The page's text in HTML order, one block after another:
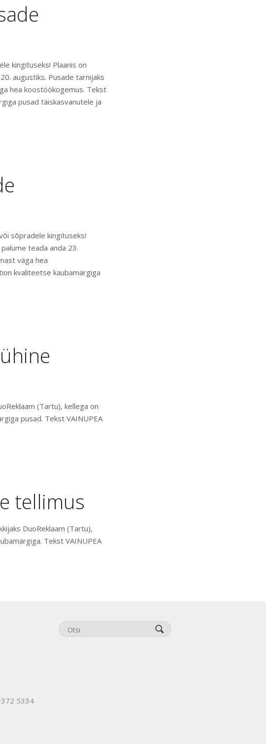
kingituseks! Plaanis on
augustiks. Pusade tarnijaks
hea koostöökogemus. Tekst
pusad täiskasvanutele ja
sõpradele kingituseks!
teada anda 23.
väga hea
kvaliteetse kaubamärgiga
(Tartu), kellega on
pusad. Tekst VAINUPEA
tellimus
DuoReklaam (Tartu),
Tekst VAINUPEA
5334